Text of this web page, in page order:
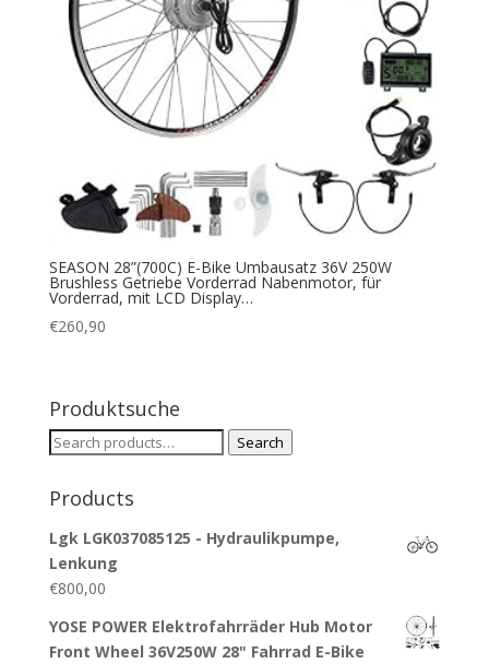
SEASON 28”(700C) E-Bike Umbausatz 36V 250W
Brushless Getriebe Vorderrad Nabenmotor, für
Vorderrad, mit LCD Display…
€260,90
Produktsuche
Search
Search
Products
Lgk LGK037085125 - Hydraulikpumpe,
Lenkung
€800,00
YOSE POWER Elektrofahrräder Hub Motor
Front Wheel 36V250W 28" Fahrrad E-Bike